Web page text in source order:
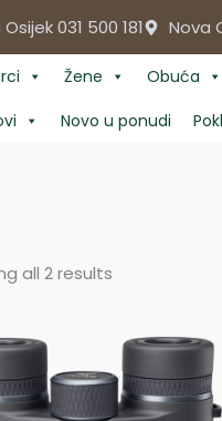
031 500 181 Nova
Žene Obuća
Novo u ponudi
all 2 results